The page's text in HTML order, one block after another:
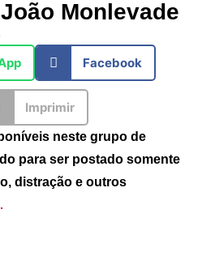
Monlevade
Facebook
Imprimir
neste grupo de
para ser postado somente
distração e outros